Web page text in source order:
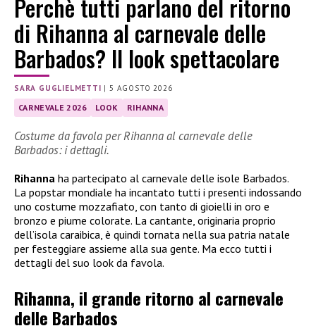
Perchè tutti parlano del ritorno
di Rihanna al carnevale delle
Barbados? Il look spettacolare
SARA GUGLIELMETTI |5 AGOSTO 2026
CARNEVALE 2026 LOOK RIHANNA
Costume da favola per Rihanna al carnevale delle
Barbados: i dettagli.
Rihanna ha partecipato al carnevale delle isole Barbados.
La popstar mondiale ha incantato tutti i presenti indossando
uno costume mozzafiato, con tanto di gioielli in oro e
bronzo e piume colorate. La cantante, originaria proprio
dell’isola caraibica, è quindi tornata nella sua patria natale
per festeggiare assieme alla sua gente. Ma ecco tutti i
dettagli del suo look da favola.
Rihanna, il grande ritorno al carnevale
delle Barbados